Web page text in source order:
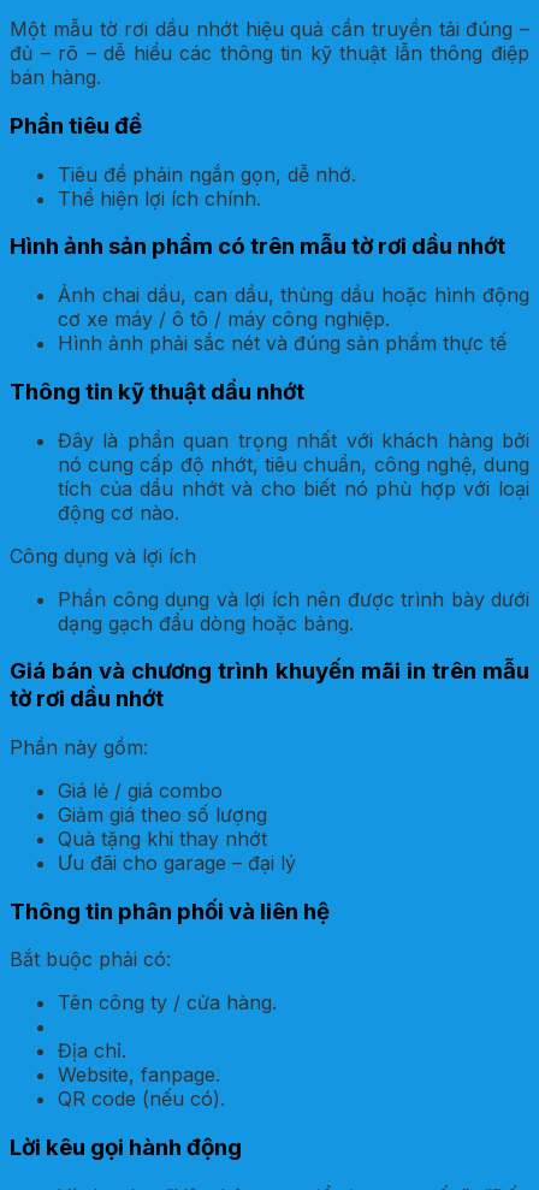
Một mẫu tờ rơi dầu nhớt hiệu quả cần truyền tải đúng –
đủ – rõ – dễ hiểu các thông tin kỹ thuật lẫn thông điệp
bán hàng.
Phần tiêu đề
Tiêu đề phảin ngắn gọn, dễ nhớ.
Thể hiện lợi ích chính.
Hình ảnh sản phẩm có trên mẫu tờ rơi dầu nhớt
Ảnh chai dầu, can dầu, thùng dầu hoặc hình động
cơ xe máy / ô tô / máy công nghiệp.
Hình ảnh phải sắc nét và đúng sản phẩm thực tế
Thông tin kỹ thuật dầu nhớt
Đây là phần quan trọng nhất với khách hàng bởi
nó cung cấp độ nhớt, tiêu chuẩn, công nghệ, dung
tích của dầu nhớt và cho biết nó phù hợp với loại
động cơ nào.
Công dụng và lợi ích
Phần công dụng và lợi ích nên được trình bày dưới
dạng gạch đầu dòng hoặc bảng.
Giá bán và chương trình khuyến mãi in trên mẫu
tờ rơi dầu nhớt
Phần này gồm:
Giá lẻ / giá combo
Giảm giá theo số lượng
Quà tặng khi thay nhớt
Ưu đãi cho garage – đại lý
Thông tin phân phối và liên hệ
Bắt buộc phải có:
Tên công ty / cửa hàng.
Địa chỉ.
Website, fanpage.
QR code (nếu có).
Lời kêu gọi hành động